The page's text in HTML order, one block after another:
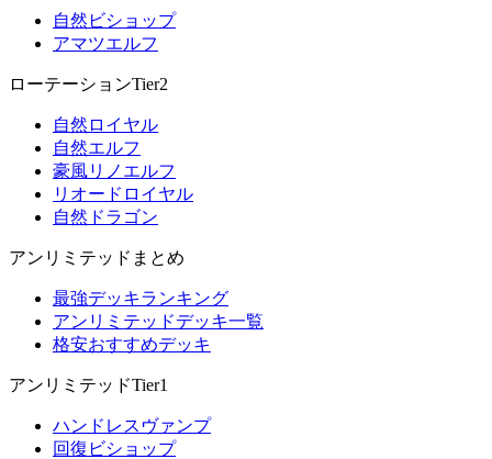
自然ビショップ
アマツエルフ
ローテーションTier2
自然ロイヤル
自然エルフ
豪風リノエルフ
リオードロイヤル
自然ドラゴン
アンリミテッドまとめ
最強デッキランキング
アンリミテッドデッキ一覧
格安おすすめデッキ
アンリミテッドTier1
ハンドレスヴァンプ
回復ビショップ